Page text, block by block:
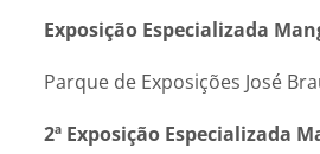
Exposição Especializada
Parque de Exposições José
2ª Exposição Especializada